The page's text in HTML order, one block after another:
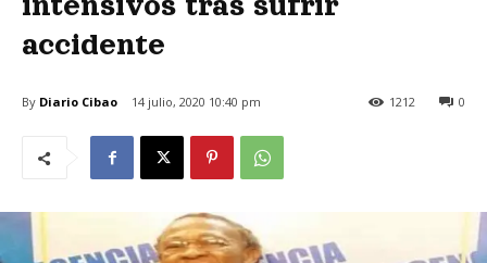
accidente
By Diario Cibao 14 julio, 2020 10:40 pm 0
1212